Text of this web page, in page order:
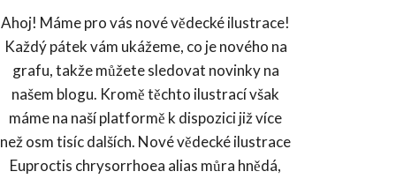
Ahoj! Máme pro vás nové vědecké ilustrace!
Každý pátek vám ukážeme, co je nového na
grafu, takže můžete sledovat novinky na
našem blogu. Kromě těchto ilustrací však
máme na naší platformě k dispozici již více
než osm tisíc dalších. Nové vědecké ilustrace
Euproctis chrysorrhoea alias můra hnědá,